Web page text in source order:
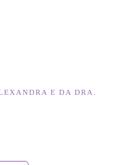
E DA DRA.